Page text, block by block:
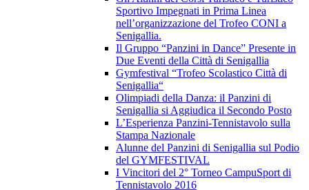
Sportivo Impegnati in Prima Linea
nell’organizzazione del Trofeo CONI a
Senigallia.
Il Gruppo “Panzini in Dance” Presente in
Due Eventi della Città di Senigallia
Gymfestival “Trofeo Scolastico Città di
Senigallia“
Olimpiadi della Danza: il Panzini di
Senigallia si Aggiudica il Secondo Posto
L’Esperienza Panzini-Tennistavolo sulla
Stampa Nazionale
Alunne del Panzini di Senigallia sul Podio
del GYMFESTIVAL
I Vincitori del 2° Torneo CampuSport di
Tennistavolo 2016